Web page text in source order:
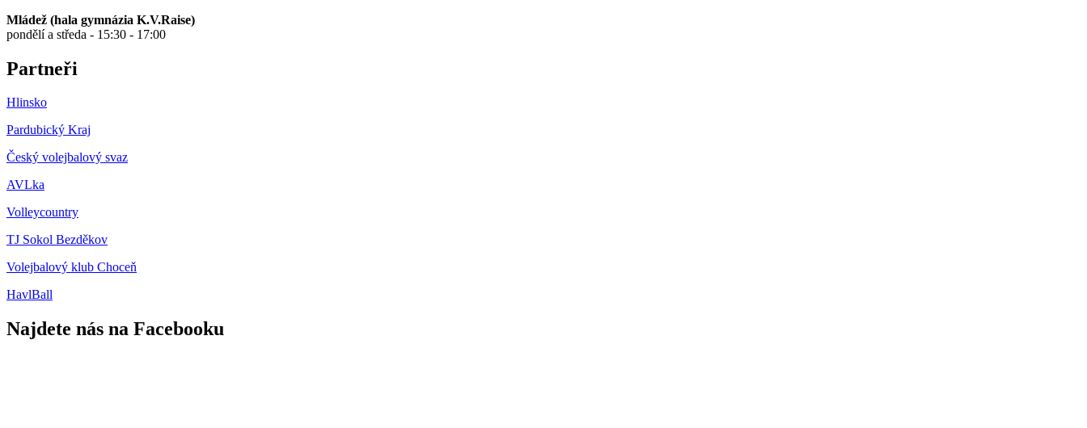
Mládež (hala gymnázia K.V.Raise)
pondělí a středa - 15:30 - 17:00
Partneři
Hlinsko
Pardubický Kraj
Český volejbalový svaz
AVLka
Volleycountry
TJ Sokol Bezděkov
Volejbalový klub Choceň
HavlBall
Najdete nás na Facebooku